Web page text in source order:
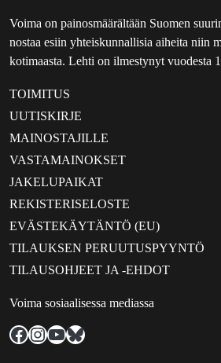
Voima on painosmäärältään Suomen
nostaa esiin yhteiskunnallisia aiheita niin
kotimaasta. Lehti on ilmestynyt vuodesta
TOIMITUS
UUTISKIRJE
MAINOSTAJILLE
VASTAMAINOKSET
JAKELUPAIKAT
REKISTERISELOSTE
EVÄSTEKÄYTÄNTÖ (EU)
TILAUKSEN PERUUTUSPYYNTÖ
TILAUSOHJEET JA -EHDOT
Voima sosiaalisessa mediassa
Facebook
Instagram
YouTube
Bluesky